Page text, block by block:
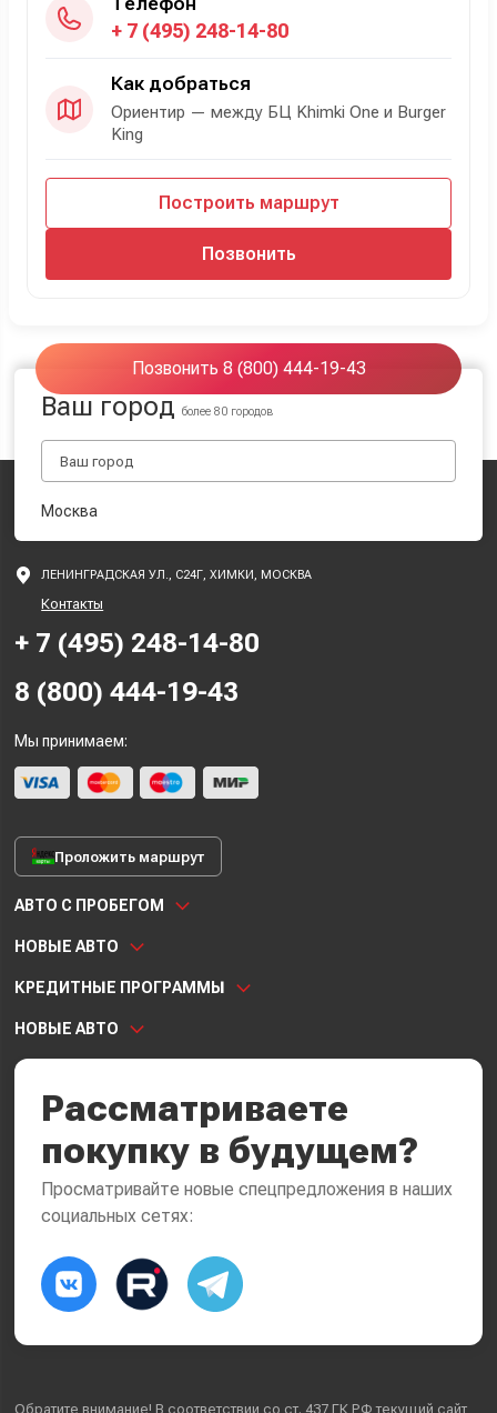
+ 7 (495) 248-14-80
Как добраться
Ориентир — между БЦ Khimki One и Burger
King
Построить маршрут
Позвонить
Позвонить 8 (800) 444-19-43
Ваш городболее 80 городов
Москва
ЛЕНИНГРАДСКАЯ УЛ., С24Г, ХИМКИ, МОСКВА
Контакты
+ 7 (495) 248-14-80
8 (800) 444-19-43
Мы принимаем:
Проложить маршрут
АВТО С ПРОБЕГОМ
НОВЫЕ АВТО
КРЕДИТНЫЕ ПРОГРАММЫ
НОВЫЕ АВТО
Рассматриваете
покупку в будущем?
Просматривайте новые спецпредложения в наших
социальных сетях:
Обратите внимание! В соответствии со ст. 437 ГК РФ текущий сайт